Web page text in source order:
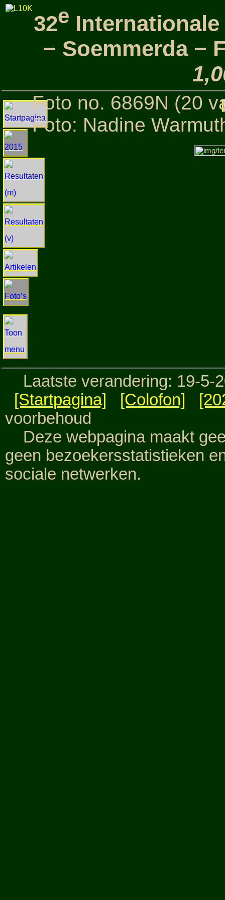
32e
− Soemmerda −
Foto no. 6869N (20
Foto: Nadine
Laatste verandering: 19-5-
[Startpagina]
[Colofon]
voorbehoud
Deze webpagina maakt
geen bezoekersstatistieken
sociale netwerken.